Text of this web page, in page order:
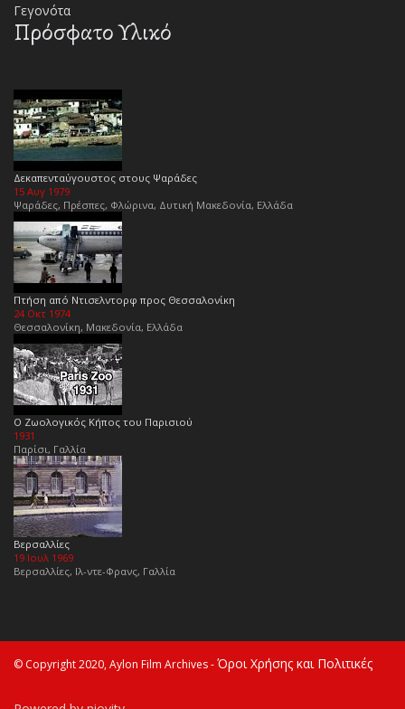
Γεγονότα
Πρόσφατο Υλικό
Δεκαπενταύγουστος στους Ψαράδες
15 Αυγ 1979
Ψαράδες, Πρέσπες, Φλώρινα, Δυτική Μακεδονία, Ελλάδα
Πτήση από Ντισελντορφ προς Θεσσαλονίκη
24 Οκτ 1974
Θεσσαλονίκη, Μακεδονία, Ελλάδα
Ο Ζωολογικός Κήπος του Παρισιού
1931
Παρίσι, Γαλλία
Βερσαλλίες
19 Ιουλ 1969
Βερσαλλίες, Ιλ-ντε-Φρανς, Γαλλία
© Copyright 2020, Aylon Film Archives -Όροι Χρήσης και Πολιτικές